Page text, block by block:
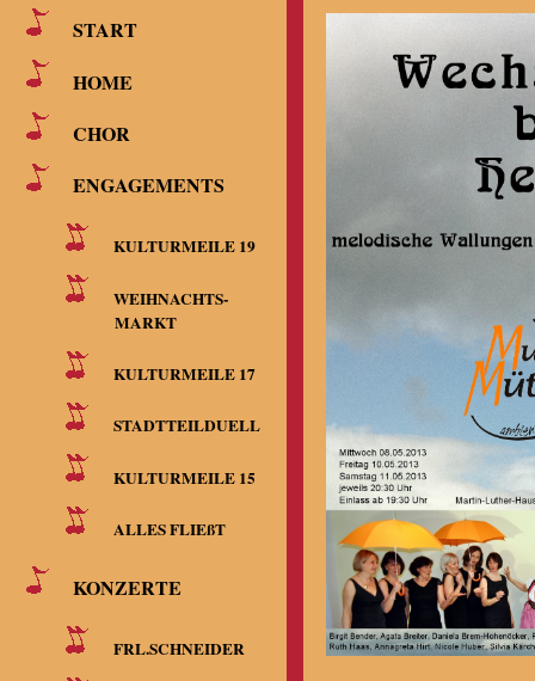
START
HOME
CHOR
ENGAGEMENTS
KULTURMEILE 19
WEIHNACHTS-
MARKT
KULTURMEILE 17
STADTTEILDUELL
KULTURMEILE 15
ALLES FLIEßT
KONZERTE
FRL.SCHNEIDER